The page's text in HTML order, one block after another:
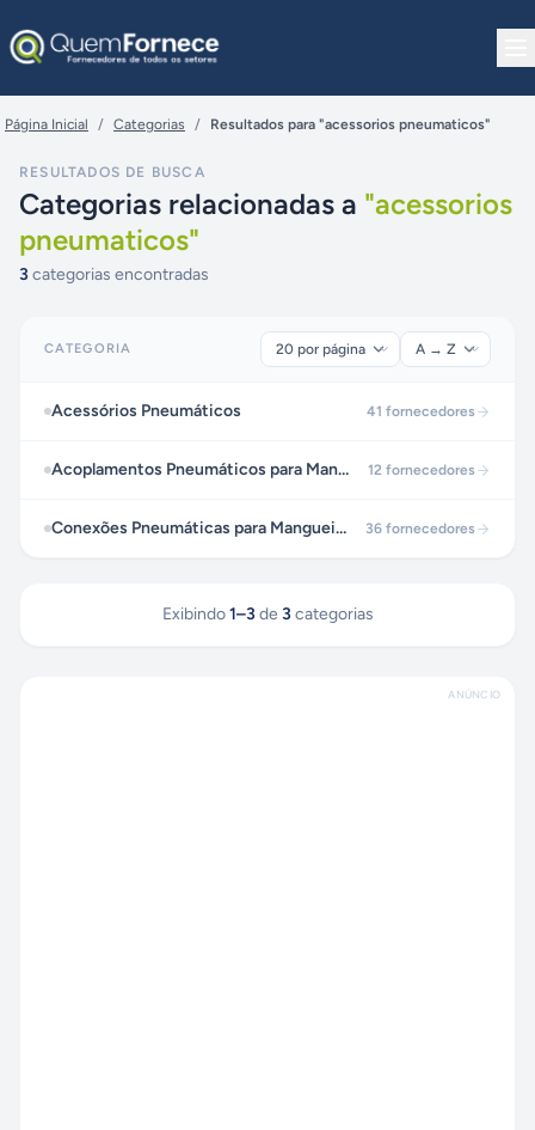
Página Inicial / Categorias / Resultados para "acessorios pneumaticos"
RESULTADOS DE BUSCA
Categorias relacionadas a "acessorios
pneumaticos"
3 categorias encontradas
CATEGORIA
Acessórios Pneumáticos 41 fornecedores
Acoplamentos Pneumáticos para Mangueiras 12 fornecedores
Conexões Pneumáticas para Mangueiras e Tubos 36 fornecedores
Exibindo 1–3 de 3 categorias
ANÚNCIO